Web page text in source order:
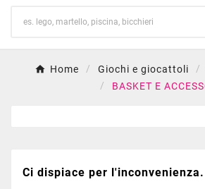
Home Giochi e giocattoli
BASKET E
Ci dispiace per l'inconvenienza.